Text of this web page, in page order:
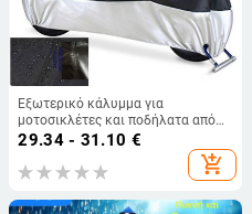
Εξωτερικό κάλυμμα για
μοτοσικλέτες και ποδήλατα από
Oxford ύφασμα, προστασία από
σκόνη για ηλεκτρικά οχήματα
29.34 - 31.10 €
add_shopping_cart